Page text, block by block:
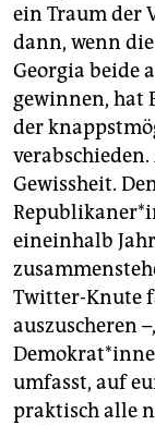
ein Traum der
dann, wenn
Georgia beide
gewinnen, hat
der
Gewissheit.
eineinhalb
Twitter-Knute
auszuscheren
umfasst, auf
praktisch alle